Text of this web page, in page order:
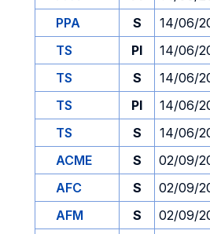
PPA
S 14/06/
TS
PI 14/06/
TS
S 14/06/
TS
PI 14/06/
TS
S 14/06/
ACME
S 02/09/
AFC
S 02/09/
AFM
S 02/09/